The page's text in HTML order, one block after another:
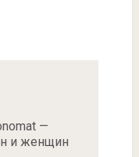
—
и женщин